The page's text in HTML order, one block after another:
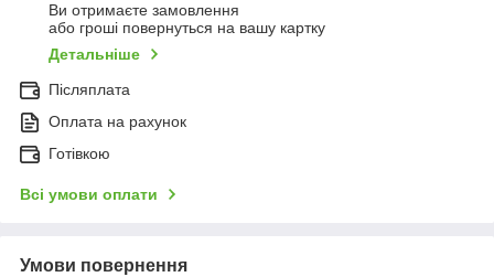
Ви отримаєте замовлення
або гроші повернуться на вашу картку
Детальніше
Післяплата
Оплата на рахунок
Готівкою
Всі умови оплати
Умови повернення